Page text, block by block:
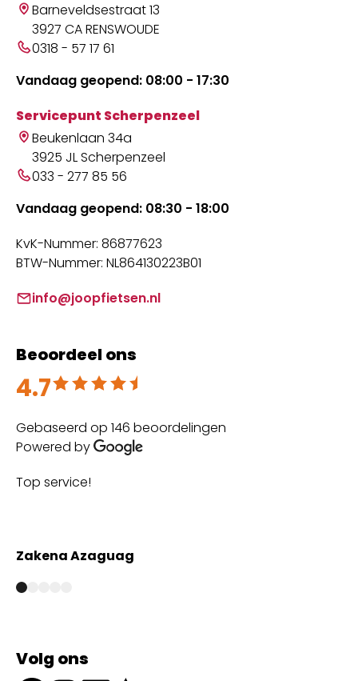
Barneveldsestraat 13
3927 CA RENSWOUDE
0318 - 57 17 61
Vandaag geopend: 08:00 - 17:30
Servicepunt Scherpenzeel
Beukenlaan 34a
3925 JL Scherpenzeel
033 - 277 85 56
Vandaag geopend: 08:30 - 18:00
KvK-Nummer: 86877623
BTW-Nummer: NL864130223B01
info@joopfietsen.nl
Beoordeel ons
4.7
Beoordeeld met 4.7 uit 5
Gebaseerd op 146 beoordelingen
Powered by
Top service!
Zakena Azaguag
Volg ons